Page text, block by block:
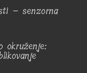
– senzorna
okruženje: